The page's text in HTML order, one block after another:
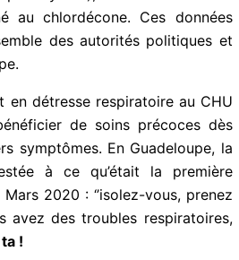
cardio-vasculaires,
obésité, drépanocytose); et
au chlordécone. Ces
Guadeloupe.
en détresse respiratoire au
bénéficier de soins précoces
premiers symptômes. En
est restée à ce qu’était
en Mars 2020 : ‘’isolez-